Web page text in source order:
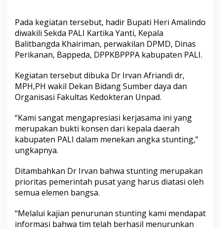
A
m
a
l
d
o
'
a
e
t
'
i
e
r
i
t
Pada kegiatan tersebut, hadir Bupati Heri Amalindo
diwakili Sekda PALI Kartika Yanti, Kepala
Balitbangda Khairiman, perwakilan DPMD, Dinas
Perikanan, Bappeda, DPPKBPPPA kabupaten PALI.
Kegiatan tersebut dibuka Dr Irvan Afriandi dr,
MPH,PH wakil Dekan Bidang Sumber daya dan
Organisasi Fakultas Kedokteran Unpad.
“Kami sangat mengapresiasi kerjasama ini yang
merupakan bukti konsen dari kepala daerah
kabupaten PALI dalam menekan angka stunting,”
ungkapnya.
Ditambahkan Dr Irvan bahwa stunting merupakan
prioritas pemerintah pusat yang harus diatasi oleh
semua elemen bangsa.
“Melalui kajian penurunan stunting kami mendapat
informasi bahwa tim telah berhasil menurunkan